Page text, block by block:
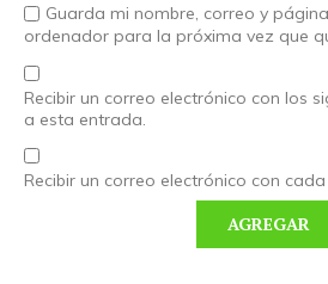
Guarda mi nombre, correo y
ordenador para la próxima vez que
Recibir un correo electrónico con los
a esta entrada.
Recibir un correo electrónico con